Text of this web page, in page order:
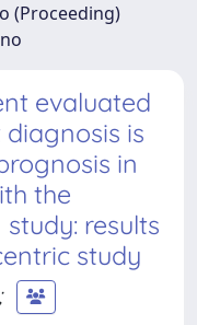
(Proceeding)
evaluated
is
in
the
study: results
study
;